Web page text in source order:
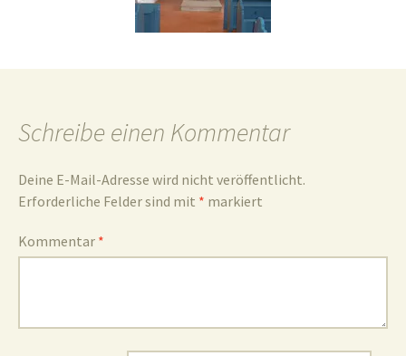
aus
und
Schreibe einen Kommentar
Deine E-Mail-Adresse wird nicht veröffentlicht.
Erforderliche Felder sind mit * markiert
Kommentar *